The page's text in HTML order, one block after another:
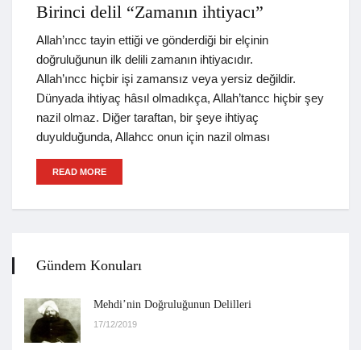
Birinci delil “Zamanın ihtiyacı”
Allah’ıncc tayin ettiği ve gönderdiği bir elçinin
doğruluğunun ilk delili zamanın ihtiyacıdır.
Allah’ıncc hiçbir işi zamansız veya yersiz değildir.
Dünyada ihtiyaç hâsıl olmadıkça, Allah’tancc hiçbir şey
nazil olmaz. Diğer taraftan, bir şeye ihtiyaç
duyulduğunda, Allahcc onun için nazil olması
READ MORE
Gündem Konuları
Mehdi’nin Doğruluğunun Delilleri
17/12/2019